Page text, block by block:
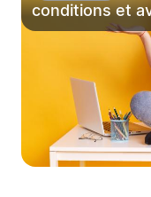
conditions et